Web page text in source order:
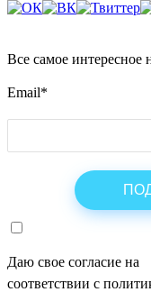
Все самое
Email*
Даю свое согласие на
соответствии с